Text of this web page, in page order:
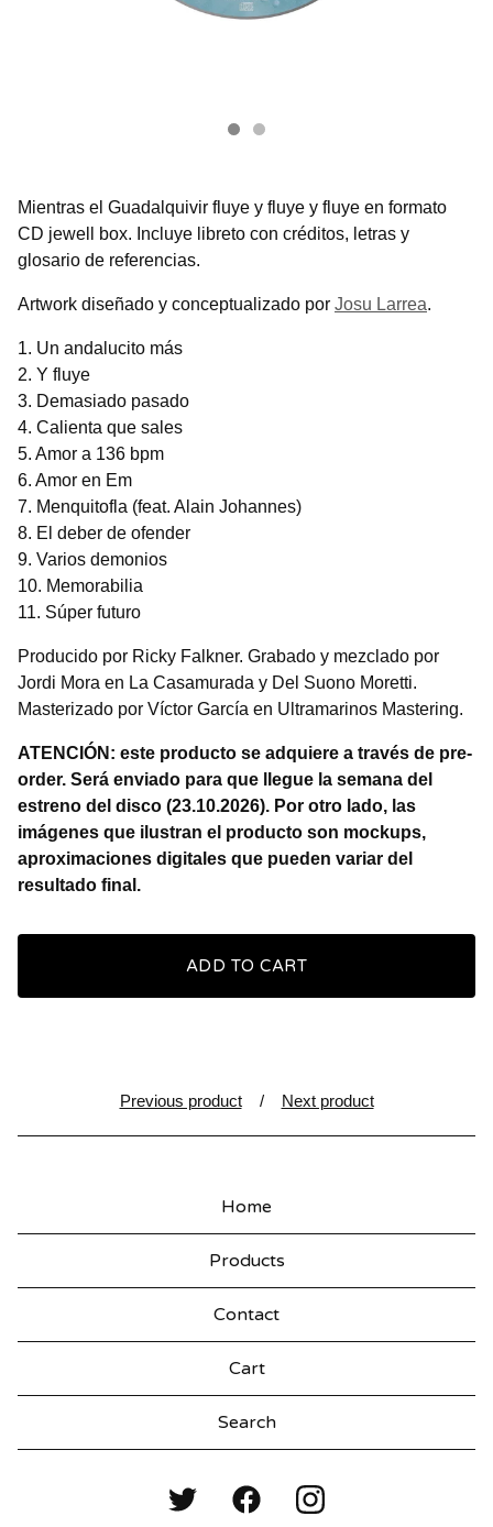
Mientras el Guadalquivir fluye y fluye y fluye en formato
CD jewell box. Incluye libreto con créditos, letras y
glosario de referencias.
Artwork diseñado y conceptualizado por Josu Larrea.
1. Un andalucito más
2. Y fluye
3. Demasiado pasado
4. Calienta que sales
5. Amor a 136 bpm
6. Amor en Em
7. Menquitofla (feat. Alain Johannes)
8. El deber de ofender
9. Varios demonios
10. Memorabilia
11. Súper futuro
Producido por Ricky Falkner. Grabado y mezclado por
Jordi Mora en La Casamurada y Del Suono Moretti.
Masterizado por Víctor García en Ultramarinos Mastering.
ATENCIÓN: este producto se adquiere a través de pre-
order. Será enviado para que llegue la semana del
estreno del disco (23.10.2026). Por otro lado, las
imágenes que ilustran el producto son mockups,
aproximaciones digitales que pueden variar del
resultado final.
ADD TO CART
Previous product Next product
Home
Products
Contact
Cart